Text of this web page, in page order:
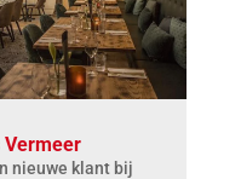
Vermeer
nieuwe klant bij